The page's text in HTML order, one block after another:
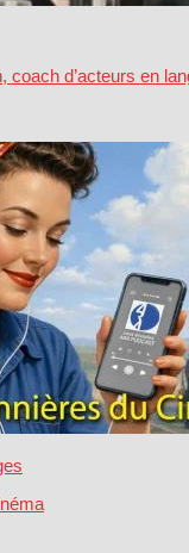
coach d’acteurs en